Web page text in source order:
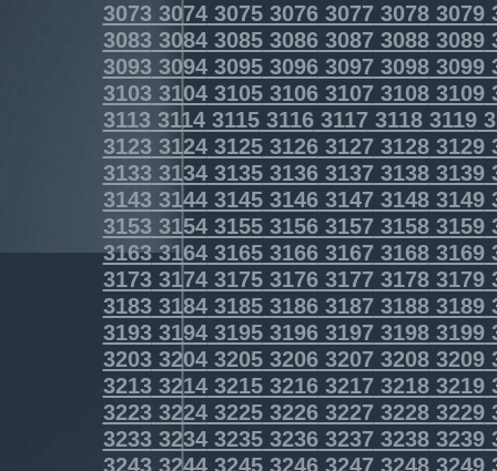
3073307430753076307730783079
3083308430853086308730883089
3093309430953096309730983099
3103310431053106310731083109
3113311431153116311731183119
3123312431253126312731283129
3133313431353136313731383139
3143314431453146314731483149
3153315431553156315731583159
3163316431653166316731683169
3173317431753176317731783179
3183318431853186318731883189
3193319431953196319731983199
3203320432053206320732083209
3213321432153216321732183219
3223322432253226322732283229
3233323432353236323732383239
3243324432453246324732483249